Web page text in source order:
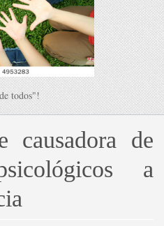
todos"!
causadora de
a